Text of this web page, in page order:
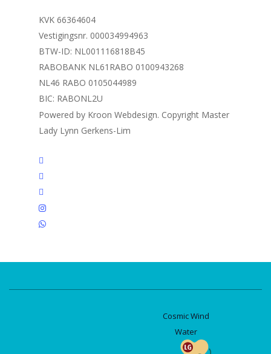
KVK 66364604
Vestigingsnr. 000034994963
BTW-ID: NL001116818B45
RABOBANK NL61RABO 0100943268
NL46 RABO 0105044989
BIC: RABONL2U
Powered by Kroon Webdesign. Copyright Master
Lady Lynn Gerkens-Lim
twitter
facebook
linkedin
instagram
whatsapp
Cosmic Wind
Water